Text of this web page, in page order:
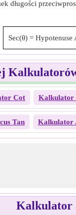
długości
Sec(θ) = Hypotenuse
Cot Kalkulator
Tan Kalkulator
Kalkulator